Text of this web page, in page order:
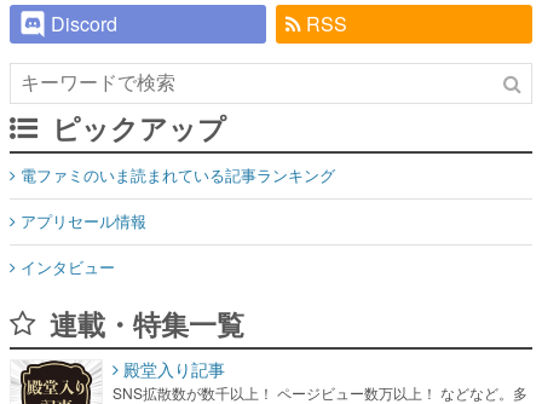
Discord
RSS
ピックアップ
電ファミのいま読まれている記事ランキング
アプリセール情報
インタビュー
連載・特集一覧
殿堂入り記事
SNS拡散数が数千以上！ ページビュー数万以上！ などなど。多